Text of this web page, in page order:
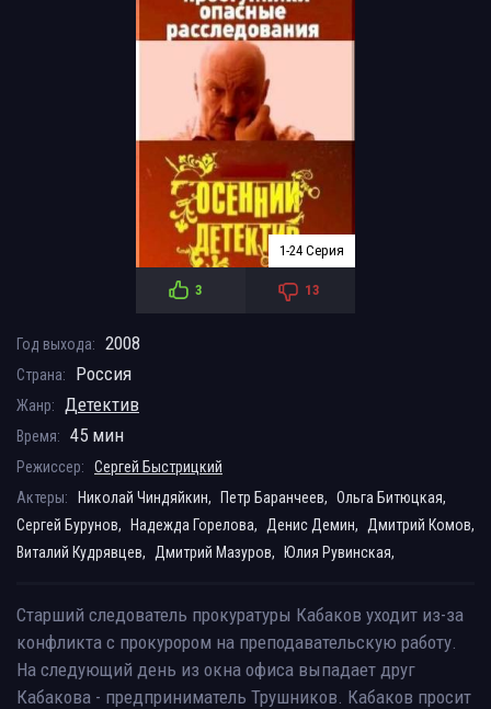
1-24 Серия
3 13
Год выхода: 2008
Страна: Россия
Жанр: Детектив
Время: 45 мин
Режиссер:
Сергей Быстрицкий
Актеры:
Николай Чиндяйкин, Петр Баранчеев, Ольга Битюцкая,
Сергей Бурунов,
Надежда Горелова, Денис Демин,
Дмитрий Комов,
Виталий Кудрявцев,
Дмитрий Мазуров, Юлия Рувинская,
Старший следователь прокуратуры Кабаков уходит из-за
конфликта с прокурором на преподавательскую работу.
На следующий день из окна офиса выпадает друг
Кабакова - предприниматель Трушников. Кабаков просит